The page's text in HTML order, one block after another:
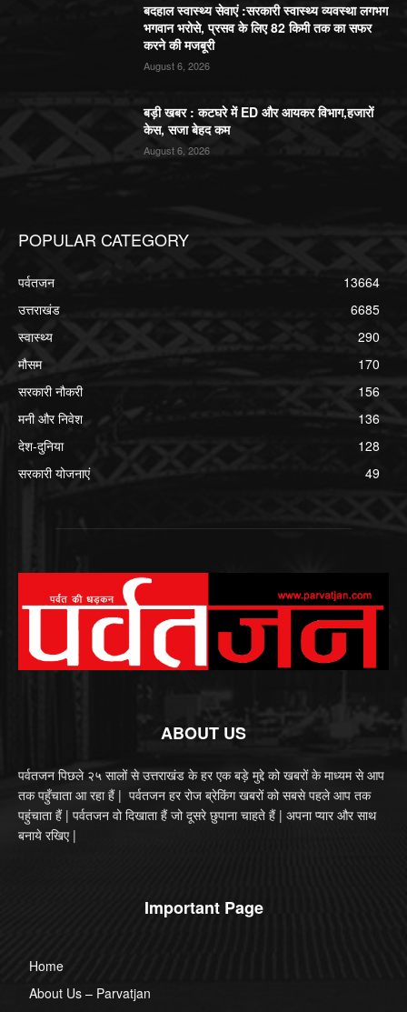
बदहाल स्वास्थ्य सेवाएं :सरकारी स्वास्थ्य व्यवस्था लगभग
भगवान भरोसे, प्रसव के लिए 82 किमी तक का सफर
करने की मजबूरी
August 6, 2026
बड़ी खबर : कटघरे में ED और आयकर विभाग,हजारों
केस, सजा बेहद कम
August 6, 2026
POPULAR CATEGORY
पर्वतजन
13664
उत्तराखंड
6685
स्वास्थ्य
290
मौसम
170
सरकारी नौकरी
156
मनी और निवेश
136
देश-दुनिया
128
सरकारी योजनाएं
49
ABOUT US
पर्वतजन पिछले २५ सालों से उत्तराखंड के हर एक बड़े मुद्दे को खबरों के माध्यम से आप
तक पहुँचाता आ रहा हैं | पर्वतजन हर रोज ब्रेकिंग खबरों को सबसे पहले आप तक
पहुंचाता हैं | पर्वतजन वो दिखाता हैं जो दूसरे छुपाना चाहते हैं | अपना प्यार और साथ
बनाये रखिए |
Important Page
Home
About Us – Parvatjan